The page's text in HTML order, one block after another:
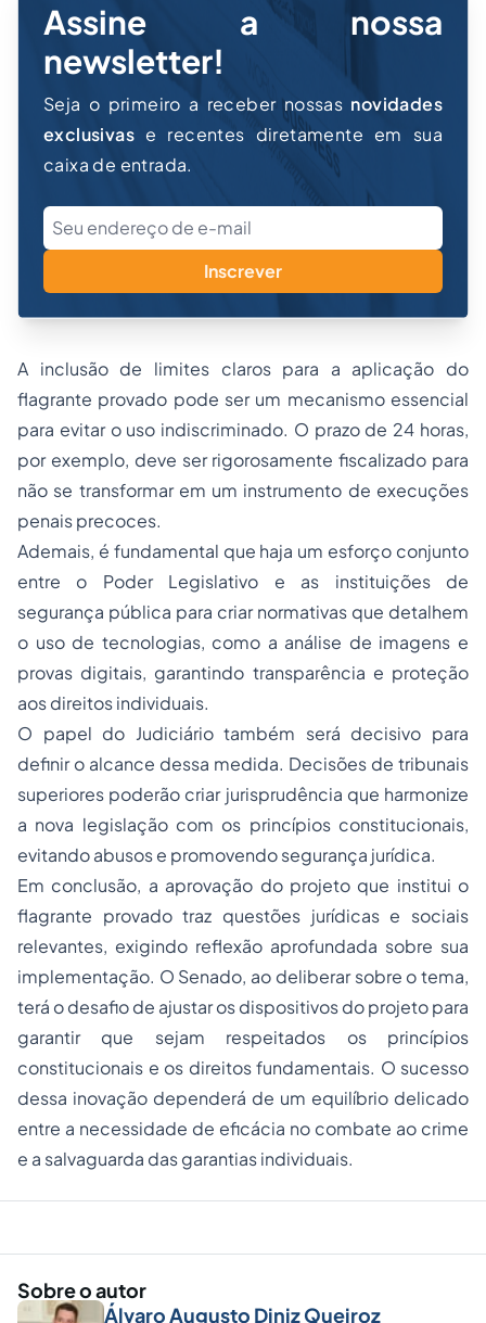
Assine a nossa
newsletter!
Seja o primeiro a receber nossas novidades
exclusivas e recentes diretamente em sua
caixa de entrada.
Inscrever
A inclusão de limites claros para a aplicação do
flagrante provado pode ser um mecanismo essencial
para evitar o uso indiscriminado. O prazo de 24 horas,
por exemplo, deve ser rigorosamente fiscalizado para
não se transformar em um instrumento de execuções
penais precoces.
Ademais, é fundamental que haja um esforço conjunto
entre o Poder Legislativo e as instituições de
segurança pública para criar normativas que detalhem
o uso de tecnologias, como a análise de imagens e
provas digitais, garantindo transparência e proteção
aos direitos individuais.
O papel do Judiciário também será decisivo para
definir o alcance dessa medida. Decisões de tribunais
superiores poderão criar jurisprudência que harmonize
a nova legislação com os princípios constitucionais,
evitando abusos e promovendo segurança jurídica.
Em conclusão, a aprovação do projeto que institui o
flagrante provado traz questões jurídicas e sociais
relevantes, exigindo reflexão aprofundada sobre sua
implementação. O Senado, ao deliberar sobre o tema,
terá o desafio de ajustar os dispositivos do projeto para
garantir que sejam respeitados os princípios
constitucionais e os direitos fundamentais. O sucesso
dessa inovação dependerá de um equilíbrio delicado
entre a necessidade de eficácia no combate ao crime
e a salvaguarda das garantias individuais.
Sobre o autor
Álvaro Augusto Diniz Queiroz